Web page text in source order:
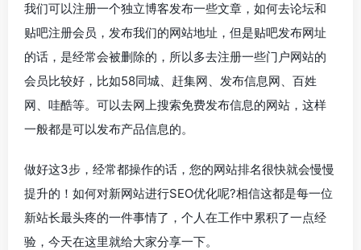
我们可以注册一个独立博客发布一些文章，如何去论坛和
贴吧注册会员，发布我们的网站地址，但是贴吧发布网址
的话，是经常会被删除的，所以多去注册一些门户网站的
会员比较好，比如58同城、赶集网、发布信息网、百姓
网、哇酷等。可以去网上搜索免费发布信息的网站，这样
一般都是可以发布产品信息的。
做好这3步，经常都操作的话，您的网站排名很快就会慢慢
提升的！如何对新网站进行SEO优化呢?相信这都是每一位
新站长最头疼的一件事情了，个人在工作中累积了一点经
验，今天在这里就给大家分享一下。